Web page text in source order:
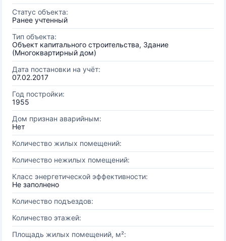
Статус объекта:
Ранее учтенный
Тип объекта:
Объект капитального строительства, Здание
(Многоквартирный дом)
Дата постановки на учёт:
07.02.2017
Год постройки:
1955
Дом признан аварийным:
Нет
Количество жилых помещений:
Количество нежилых помещений:
Класс энергетической эффективности:
Не заполнено
Количество подъездов:
Количество этажей:
Площадь жилых помещений, м²: